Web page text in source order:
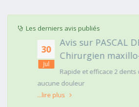
Les derniers avis publiés
Avis sur PASCAL
Chirurgien maxillo-
Rapide et efficace 2 dents de
aucune douleur
...lire plus